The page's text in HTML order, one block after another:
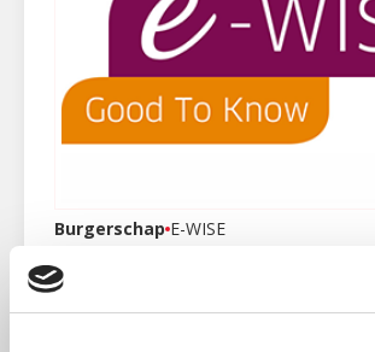
Burgerschap E-WISE
Burgerschapsonderwijs: